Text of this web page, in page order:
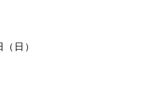
日）